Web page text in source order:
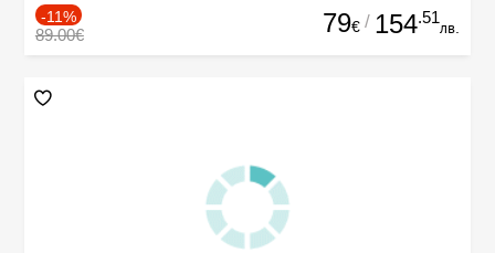
-11%
89.00€ 79€ / 154.51
лв.